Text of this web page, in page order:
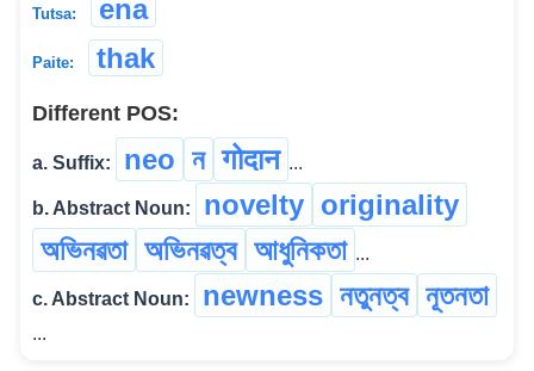
Tutsa: ena
Paite: thak
Different POS:
a. Suffix: neo ন गोदान ...
b. Abstract Noun: novelty originality
অভিনৱতা অভিনৱত্ব আধুনিকতা ...
c. Abstract Noun: newness নতুনত্ব নূতনতা
...